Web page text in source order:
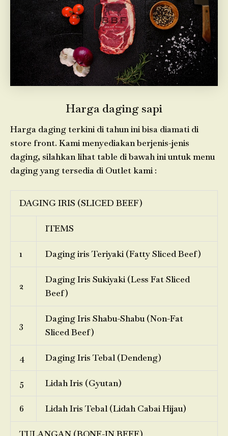
Harga daging sapi
Harga daging terkini di tahun ini bisa diamati di
store front. Kami menyediakan berjenis-jenis
daging, silahkan lihat table di bawah ini untuk menu
daging yang tersedia di Outlet kami :
DAGING IRIS (SLICED BEEF)
ITEMS
1 Daging iris Teriyaki (Fatty Sliced Beef)
2
Daging Iris Sukiyaki (Less Fat Sliced
Beef)
3
Daging Iris Shabu-Shabu (Non-Fat
Sliced Beef)
4 Daging Iris Tebal (Dendeng)
5 Lidah Iris (Gyutan)
6 Lidah Iris Tebal (Lidah Cabai Hijau)